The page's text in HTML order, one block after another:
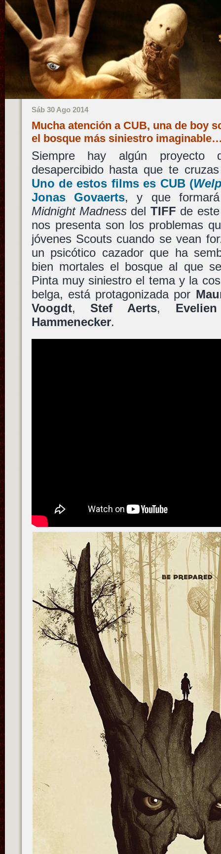
Sáb 30 Ago 2014
Mucha atención a CUB, una de boy
el bosque más siniestro
Siempre hay algún proyecto
desapercibido hasta que te
Uno de estos films es CUB(
Jonas Govaerts, y que
Midnight Madnessdel TIFF de
nos presenta son los problemas
jóvenes Scouts cuando se vean
un psicótico cazador que ha
bien mortales el bosque al que
Pinta muy siniestro el tema y la
belga, está protagonizada por
Voogdt,Stef Aerts,
Hammenecker.